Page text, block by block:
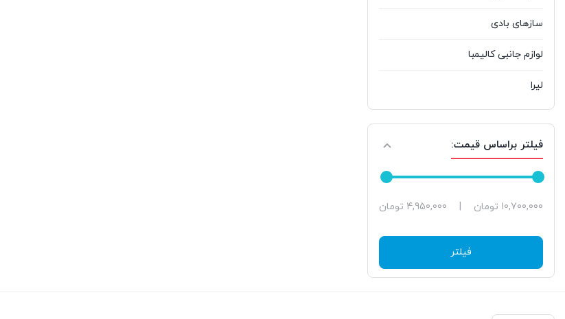
سازهای بادی
لوازم جانبی کالیمبا
لیرا
فیلتر براساس قیمت:
حداقل
حداکثر
4,950,000 تومان | 10,700,000 تومان
فیلتر